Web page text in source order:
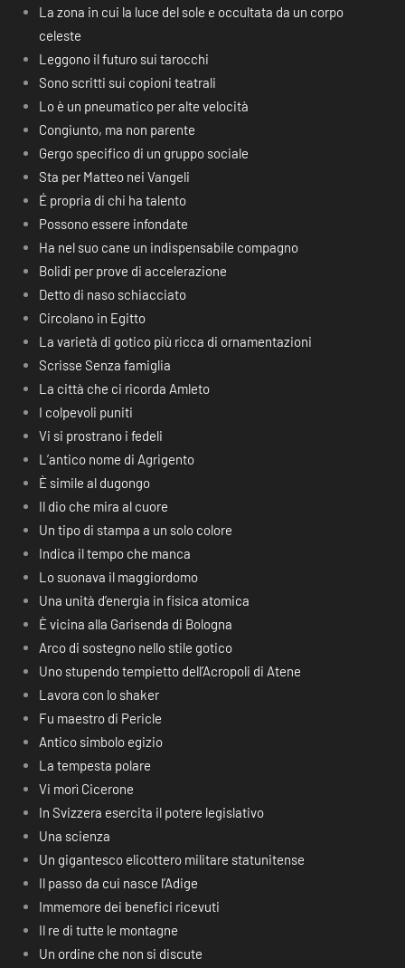
La zona in cui la luce del sole e occultata da un corpo
celeste
Leggono il futuro sui tarocchi
Sono scritti sui copioni teatrali
Lo è un pneumatico per alte velocità
Congiunto, ma non parente
Gergo specifico di un gruppo sociale
Sta per Matteo nei Vangeli
É propria di chi ha talento
Possono essere infondate
Ha nel suo cane un indispensabile compagno
Bolidi per prove di accelerazione
Detto di naso schiacciato
Circolano in Egitto
La varietà di gotico più ricca di ornamentazioni
Scrisse Senza famiglia
La città che ci ricorda Amleto
I colpevoli puniti
Vi si prostrano i fedeli
L’antico nome di Agrigento
È simile al dugongo
Il dio che mira al cuore
Un tipo di stampa a un solo colore
Indica il tempo che manca
Lo suonava il maggiordomo
Una unità d’energia in fisica atomica
È vicina alla Garisenda di Bologna
Arco di sostegno nello stile gotico
Uno stupendo tempietto dell’Acropoli di Atene
Lavora con lo shaker
Fu maestro di Pericle
Antico simbolo egizio
La tempesta polare
Vi morì Cicerone
In Svizzera esercita il potere legislativo
Una scienza
Un gigantesco elicottero militare statunitense
Il passo da cui nasce l’Adige
Immemore dei benefici ricevuti
Il re di tutte le montagne
Un ordine che non si discute